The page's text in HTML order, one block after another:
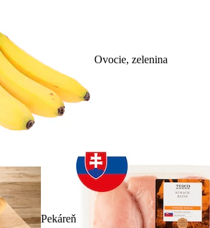
Ovocie, zelenina
Pekáreň